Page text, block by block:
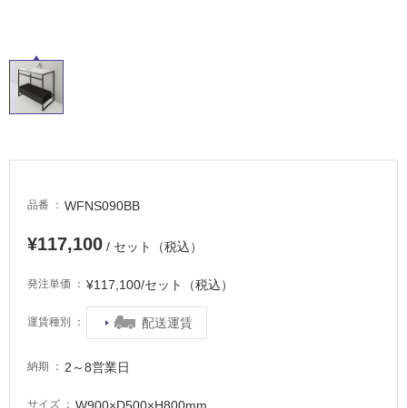
品番 WFNS090BB
¥117,100 / セット（税込）
発注単価 ¥117,100/セット（税込）
運賃種別 配送運賃
納期 2～8営業日
サイズ W900×D500×H800mm